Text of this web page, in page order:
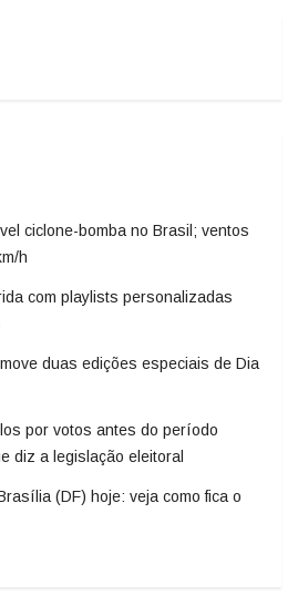
ciclone-bomba no Brasil; ventos
h
com playlists personalizadas
duas edições especiais de Dia
por votos antes do período
diz a legislação eleitoral
(DF) hoje: veja como fica o